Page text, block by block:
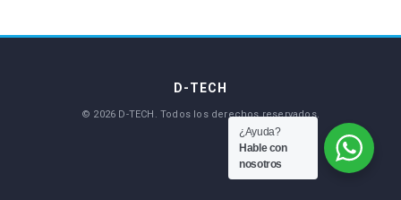
¿Ayuda?
Hable con
nosotros